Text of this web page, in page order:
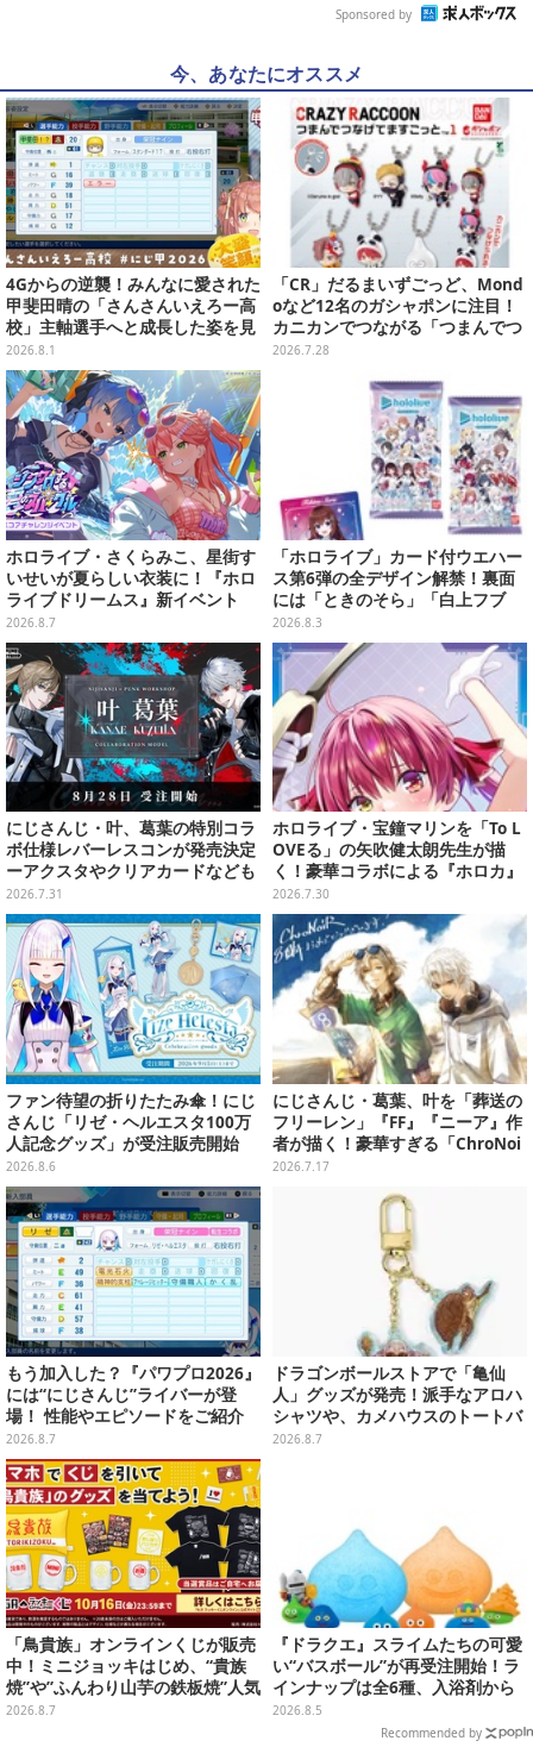
Sponsored by
今、あなたにオススメ
4Gからの逆襲！みんなに愛された
甲斐田晴の「さんさんいえろー高
校」主軸選手へと成長した姿を見
よ【特集】
2026.8.1
「CR」だるまいずごっど、Mond
oなど12名のガシャポンに注目！
カニカンでつながる「つまんでつ
なげてますこっと」が8月第5週よ
2026.7.28
ホロライブ・さくらみこ、星街す
いせいが夏らしい衣装に！『ホロ
ライブドリームス』新イベント
「シンクロする夏のスパークル」
開幕
2026.8.7
「ホロライブ」カード付ウエハー
ス第6弾の全デザイン解禁！裏面
には「ときのそら」「白上フブ
キ」ら30名の手書きメッセージ入
り
2026.8.3
にじさんじ・叶、葛葉の特別コラ
ボ仕様レバーレスコンが発売決定
ーアクスタやクリアカードなども
2026.7.31
ホロライブ・宝鐘マリンを「To L
OVEる」の矢吹健太朗先生が描
く！豪華コラボによる『ホロカ』
限定カードがお披露目
2026.7.30
ファン待望の折りたたみ傘！にじ
さんじ「リゼ・ヘルエスタ100万
人記念グッズ」が受注販売開始
2026.8.6
にじさんじ・葛葉、叶を「葬送の
フリーレン」『FF』『ニーア』作
者が描く！豪華すぎる「ChroNoi
R」8周年イラストが公開
2026.7.17
もう加入した？『パワプロ2026』
には“にじさんじ”ライバーが登
場！ 性能やエピソードをご紹介
2026.8.7
ドラゴンボールストアで「亀仙
人」グッズが発売！派手なアロハ
シャツや、カメハウスのトートバ
ッグなど夏らしいアイテムがズラ
2026.8.7
「鳥貴族」オンラインくじが販売
中！ミニジョッキはじめ、“貴族
焼”や”ふんわり山芋の鉄板焼”人気
メニューTシャツなどラインナッ
2026.8.7
『ドラクエ』スライムたちの可愛
い“バスボール”が再受注開始！ラ
インナップは全6種、入浴剤から
モンスターのフィギュアが出てく
2026.8.5
Recommended by